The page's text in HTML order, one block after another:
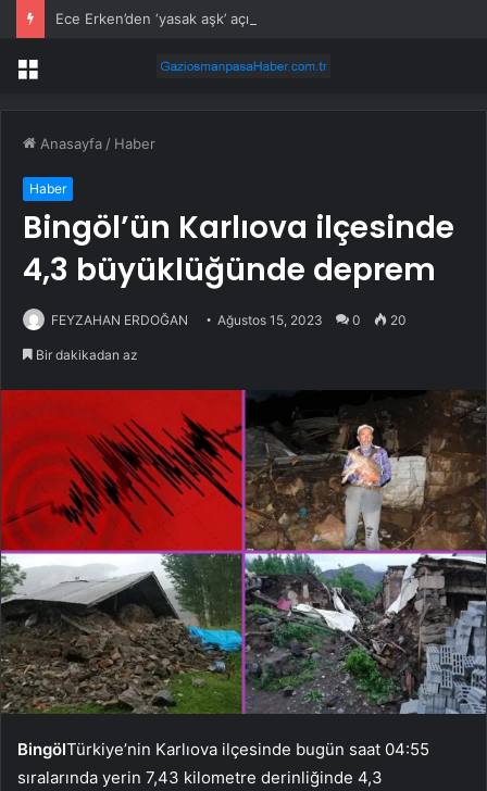
Menü
Anasayfa / Haber
Haber
Bingöl’ün Karlıova ilçesinde
4,3 büyüklüğünde deprem
FEYZAHAN ERDOĞAN Ağustos 15, 2023 0 20
Bir dakikadan az
BingölTürkiye’nin Karlıova ilçesinde bugün saat 04:55
sıralarında yerin 7,43 kilometre derinliğinde 4,3